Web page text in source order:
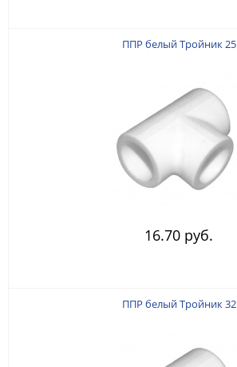
ППР белый Тройник 25
16.70 руб.
ППР белый Тройник 32